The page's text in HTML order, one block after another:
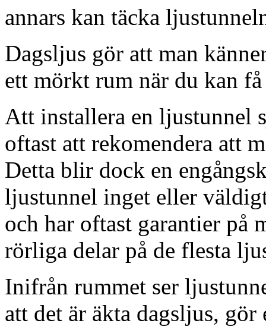
annars kan täcka
Dagsljus gör att man
ett mörkt rum när du kan
Att installera en ljustunnel
oftast att rekomendera att
Detta blir dock en
ljustunnel inget eller
och har oftast garantier på
rörliga delar på de flesta
Inifrån rummet ser
att det är äkta dagsljus,